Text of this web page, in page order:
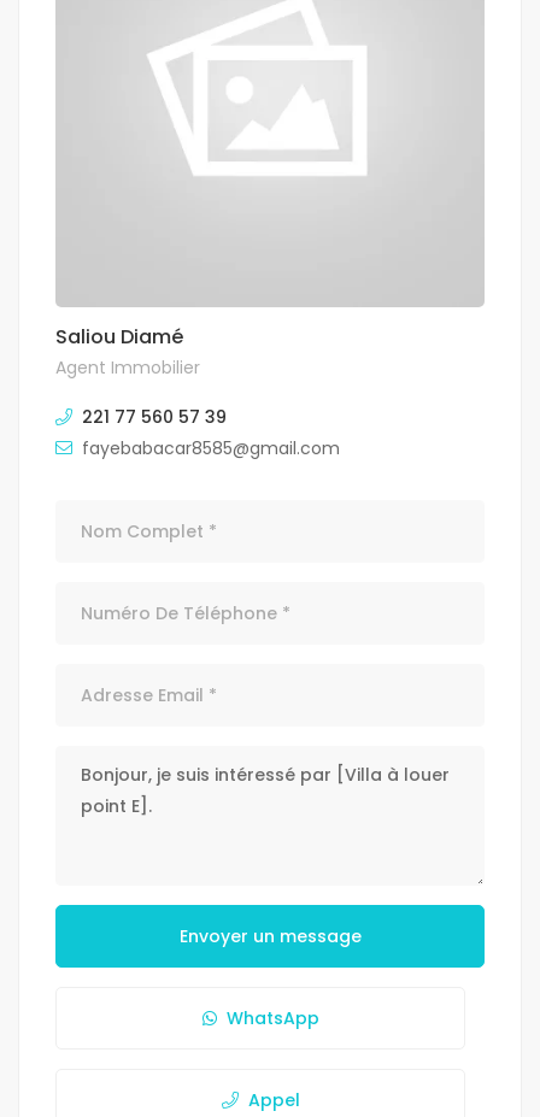
Saliou Diamé
Agent Immobilier
221 77 560 57 39
fayebabacar8585@gmail.com
Envoyer un message
WhatsApp
Appel